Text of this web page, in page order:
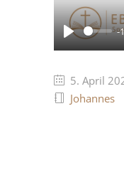
Play
-
5. April
Johannes